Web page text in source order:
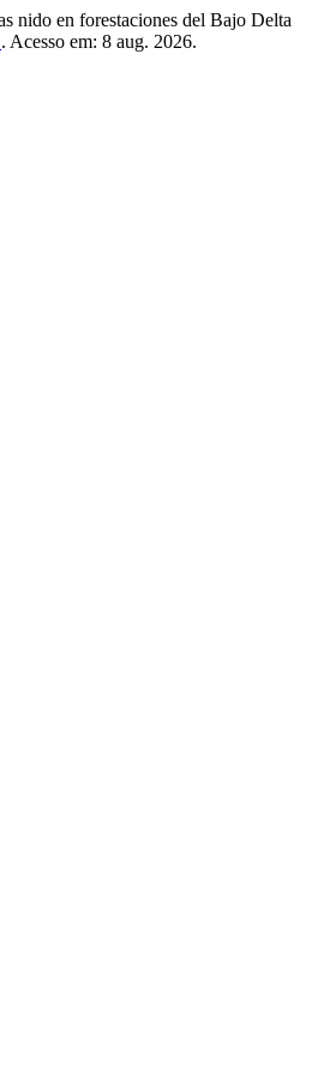
nido en forestaciones del Bajo Delta
. Acesso em: 8 aug. 2026.